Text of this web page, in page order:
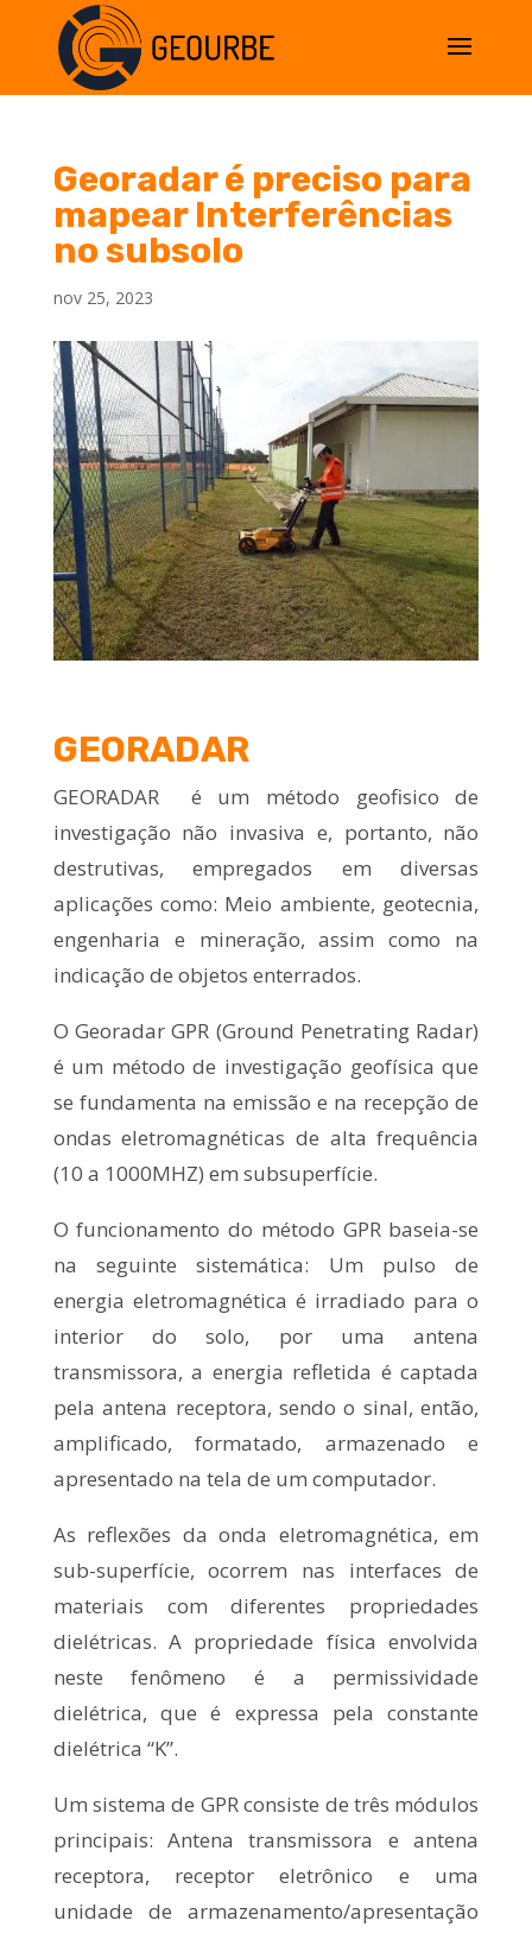
Georadar é preciso para
mapear Interferências
no subsolo
nov 25, 2023
GEORADAR
GEORADAR é um método geofisico de
investigação não invasiva e, portanto, não
destrutivas, empregados em diversas
aplicações como: Meio ambiente, geotecnia,
engenharia e mineração, assim como na
indicação de objetos enterrados.
OGeoradar GPR (Ground Penetrating Radar)
é um método de investigação geofísica que
se fundamenta na emissão e na recepção de
ondas eletromagnéticas de alta frequência
(10 a 1000MHZ) em subsuperfície.
O funcionamento do método GPR baseia-se
na seguinte sistemática: Um pulso de
energia eletromagnética é irradiado para o
interior do solo, por uma antena
transmissora, a energia refletida é captada
pela antena receptora, sendo o sinal, então,
amplificado, formatado, armazenado e
apresentado na tela de um computador.
As reflexões da onda eletromagnética, em
sub-superfície, ocorrem nas interfaces de
materiais com diferentes propriedades
dielétricas. A propriedade física envolvida
neste fenômeno é a permissividade
dielétrica, que é expressa pela constante
dielétrica “K”.
Um sistema de GPR consiste de três módulos
principais: Antena transmissora e antena
receptora, receptor eletrônico e uma
unidade de armazenamento/apresentação